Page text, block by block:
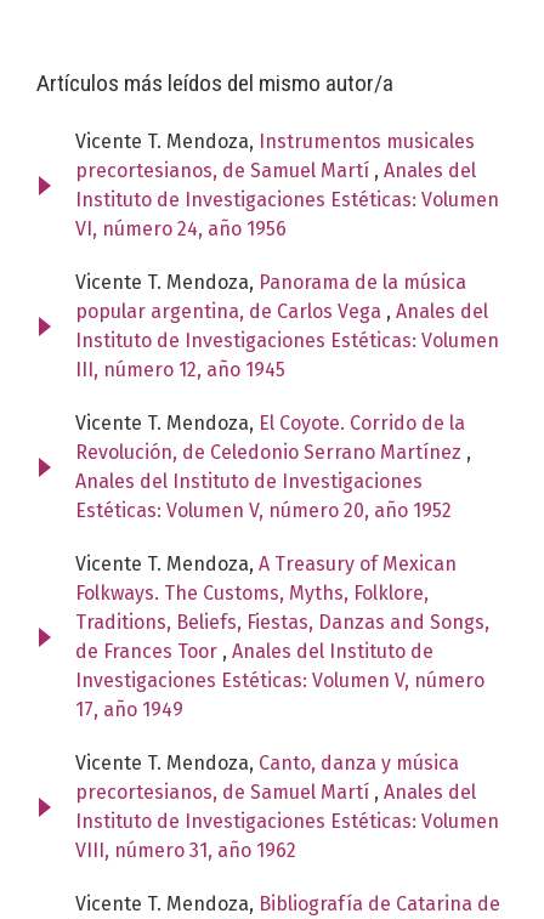
Artículos más leídos del mismo autor/a
Vicente T. Mendoza, Instrumentos musicales
precortesianos, de Samuel Martí , Anales del
Instituto de Investigaciones Estéticas: Volumen
VI, número 24, año 1956
Vicente T. Mendoza, Panorama de la música
popular argentina, de Carlos Vega , Anales del
Instituto de Investigaciones Estéticas: Volumen
III, número 12, año 1945
Vicente T. Mendoza, El Coyote. Corrido de la
Revolución, de Celedonio Serrano Martínez ,
Anales del Instituto de Investigaciones
Estéticas: Volumen V, número 20, año 1952
Vicente T. Mendoza, A Treasury of Mexican
Folkways. The Customs, Myths, Folklore,
Traditions, Beliefs, Fiestas, Danzas and Songs,
de Frances Toor , Anales del Instituto de
Investigaciones Estéticas: Volumen V, número
17, año 1949
Vicente T. Mendoza, Canto, danza y música
precortesianos, de Samuel Martí , Anales del
Instituto de Investigaciones Estéticas: Volumen
VIII, número 31, año 1962
Vicente T. Mendoza, Bibliografía de Catarina de